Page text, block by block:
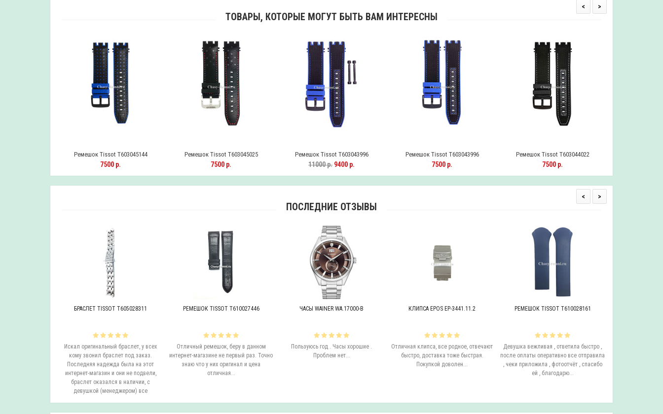
ТОВАРЫ, КОТОРЫЕ МОГУТ БЫТЬ ВАМ ИНТЕРЕСНЫ
Ремешок Tissot T603045144
7500 р.
Ремешок Tissot T603045025
7500 р.
Ремешок Tissot T603043996
11000 р. 9400 р.
Ремешок Tissot T603043996
7500 р.
Ремешок Tissot T603044022
7500 р.
< >
ПОСЛЕДНИЕ ОТЗЫВЫ
БРАСЛЕТ TISSOT T605028311
Искал оригинальный браслет, у всех
кому звонил браслет под заказ.
Последняя надежда была на этот
интернет-магазин и они не подвели,
браслет оказался в наличии, с
девушкой (менеджером) все
РЕМЕШОК TISSOT T610027446
Отличный ремешок, беру в данном
интернет-магазине не первый раз. Точно
знаю что у них оригинал и цена
отличная...
ЧАСЫ WAINER WA.17000-B
Пользуюсь год . Часы хорошие .
Проблем нет...
КЛИПСА EPOS EP-3441.11.2
Отличная клипса, все родное, отвечают
быстро, доставка тоже быстрая.
Покупкой доволен...
РЕМЕШОК TISSOT T610028161
Девушка вежливая , ответила быстро ,
после оплаты оперативно все отправила
, чеки приложила , фотоотчёт , спасибо
ей , благодарю...
< >